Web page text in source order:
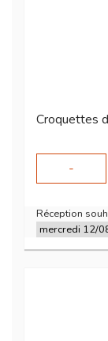
Croquettes
-
Réception